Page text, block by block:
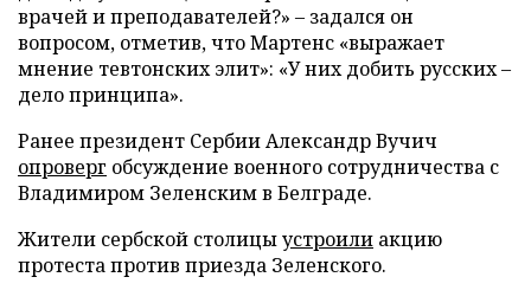
врачей и преподавателей?» – задался он
вопросом, отметив, что Мартенс «выражает
мнение тевтонских элит»: «У них добить русских –
дело принципа».
Ранее президент Сербии Александр Вучич
опроверг обсуждение военного сотрудничества с
Владимиром Зеленским в Белграде.
Жители сербской столицыустроили акцию
протеста против приезда Зеленского.